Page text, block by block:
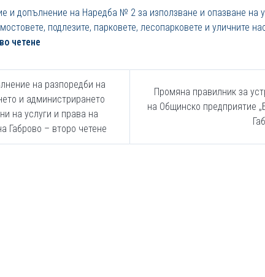
и допълнение на Наредба № 2 за използване и опазване на
подлезите, парковете, лесопарковете и уличните
четене
на разпоредби на
и администрирането
на услуги и права на
Габрово – второ четене
Промяна правилник за
на Общинско предприятие